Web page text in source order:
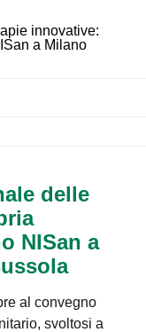
innovative:
a Milano
delle
NISan a
al convegno
svoltosi a